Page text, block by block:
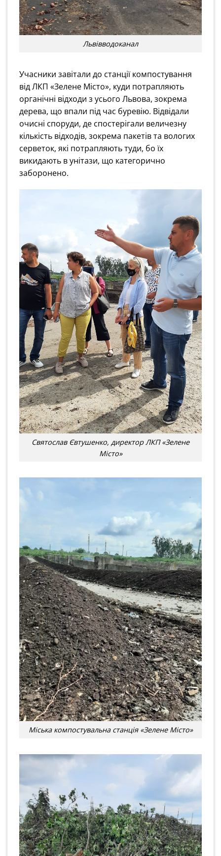
Львівводоканал
Учасники завітали до станції компостування
від ЛКП «Зелене Місто», куди потрапляють
органічні відходи з усього Львова, зокрема
дерева, що впали під час буревію. Відвідали
очисні споруди, де спостерігали величезну
кількість відходів, зокрема пакетів та вологих
серветок, які потрапляють туди, бо їх
викидають в унітази, що категорично
заборонено.
Святослав Євтушенко, директор ЛКП «Зелене
Місто»
Міська компостувальна станція «Зелене Місто»